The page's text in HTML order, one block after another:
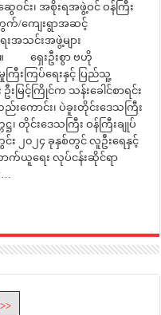
ေဝင်း၊ အစိုးရအဖွဲ့ဝင် ဝန်ကြီး
ကွက်/ကျေးရွာအဆင့်
းအသင်းအဖွဲ့များ
။ ရှေးဦးစွာ ဗဟို
ကြီးကြပ်ရေးနှင့် ပြည်သူ့
းမြင့်ကြိုင်က သန်းခေါင်စာရင်း
းကောင်း၊ ပဲခူးတိုင်းဒေသကြီး
ဌ၊ တိုင်းဒေသကြီး ဝန်ကြီးချုပ်
း ၂၀၂၄ ခုနှစ်တွင် လူဦးရေနှင့်
ာက်ယူရေး လုပ်ငန်းဆိုင်ရာ
…